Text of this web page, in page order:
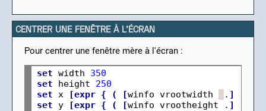
CENTRER UNE FENÊTRE À L'ÉCRAN
Pour centrer une fenêtre mère à l'écran :
set width 350
set height 250
set x [expr { ( [winfo vrootwidth . ]
set y [expr { ( [winfo vrootheight . ]